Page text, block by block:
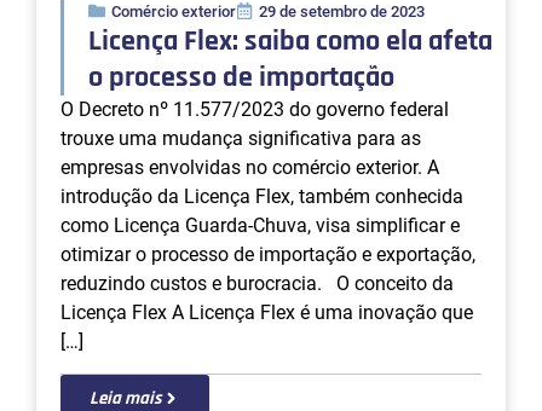
Comércio exterior 29 de setembro de 2023
Licença Flex: saiba como ela afeta
o processo de importação
O Decreto nº 11.577/2023 do governo federal
trouxe uma mudança significativa para as
empresas envolvidas no comércio exterior. A
introdução da Licença Flex, também conhecida
como Licença Guarda-Chuva, visa simplificar e
otimizar o processo de importação e exportação,
reduzindo custos e burocracia. O conceito da
Licença Flex A Licença Flex é uma inovação que
[…]
Leia mais